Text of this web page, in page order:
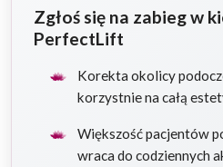
Zgłoś się na zabieg w
PerfectLift
Korekta okolicy
korzystnie na całą
Większość pacjentów
wraca do codziennych